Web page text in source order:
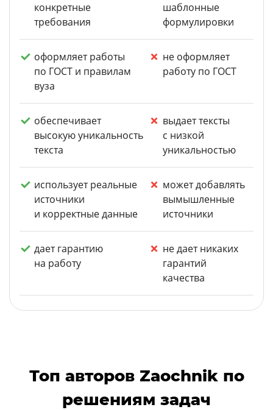
конкретные
требования
шаблонные
формулировки
оформляет работы
по ГОСТ и правилам
вуза
не оформляет
работу по ГОСТ
обеспечивает
высокую уникальность
текста
выдает тексты
с низкой
уникальностью
использует реальные
источники
и корректные данные
может добавлять
вымышленные
источники
дает гарантию
на работу
не дает никаких
гарантий
качества
Топ авторов Zaochnik по
решениям задач